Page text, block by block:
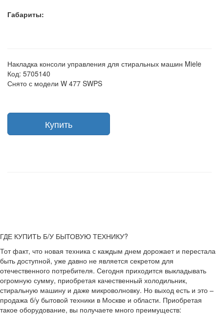
Габариты:
Накладка консоли управления для стиральных машин Miele
Код: 5705140
Снято с модели W 477 SWPS
ГДЕ КУПИТЬ Б/У БЫТОВУЮ ТЕХНИКУ?
Тот факт, что новая техника с каждым днем дорожает и перестала
быть доступной, уже давно не является секретом для
отечественного потребителя. Сегодня приходится выкладывать
огромную сумму, приобретая качественный холодильник,
стиральную машину и даже микроволновку. Но выход есть и это –
продажа б/у бытовой техники в Москве и области. Приобретая
такое оборудование, вы получаете много преимуществ: